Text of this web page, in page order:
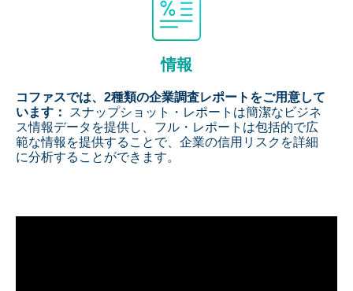
情報
コファスでは、2種類の企業調査レポートをご用意して
います：
スナップショット・レポートは簡潔なビジネ
ス情報データを提供し、フル・レポートは包括的で広
範な情報を提供することで、企業の信用リスクを詳細
に分析することができます。